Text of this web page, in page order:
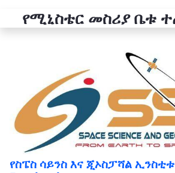
የሚኒስቴር መስሪያ ቤቱ
የስፔስ ሳይንስ እና ጂኦስፓሻል